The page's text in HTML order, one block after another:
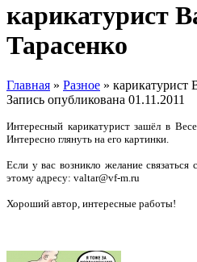
карикатурист
Тарасенко
Главная » Разное » карикатурист
Запись опубликована 01.11.2011
Интересный карикатурист зашёл в
Интересно глянуть на его картинки.
Если у вас возникло желание
этому адресу: valtar@vf-m.ru
Хороший автор, интересные работы!